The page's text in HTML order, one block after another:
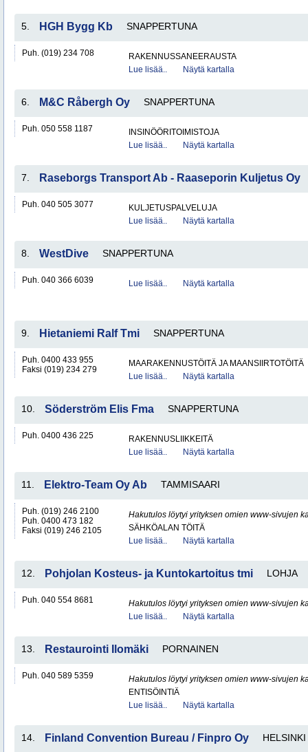
5. HGH Bygg Kb SNAPPERTUNA
Puh. (019) 234 708
RAKENNUSSANEERAUSTA
Lue lisää..
Näytä kartalla
6. M&C Råbergh Oy SNAPPERTUNA
Puh. 050 558 1187
INSINÖÖRITOIMISTOJA
Lue lisää..
Näytä kartalla
7. Raseborgs Transport Ab - Raaseporin Kuljetus Oy
Puh. 040 505 3077
KULJETUSPALVELUJA
Lue lisää..
Näytä kartalla
8. WestDive SNAPPERTUNA
Puh. 040 366 6039 Lue lisää.. Näytä kartalla
9. Hietaniemi Ralf Tmi SNAPPERTUNA
Puh. 0400 433 955
Faksi (019) 234 279
MAARAKENNUSTÖITÄ JA MAANSIIRTOTÖITÄ
Lue lisää..
Näytä kartalla
10. Söderström Elis Fma SNAPPERTUNA
Puh. 0400 436 225
RAKENNUSLIIKKEITÄ
Lue lisää..
Näytä kartalla
11. Elektro-Team Oy Ab TAMMISAARI
Puh. (019) 246 2100
Puh. 0400 473 182
Faksi (019) 246 2105
Hakutulos löytyi yrityksen omien www-sivujen
SÄHKÖALAN TÖITÄ
Lue lisää..
Näytä kartalla
12. Pohjolan Kosteus- ja Kuntokartoitus tmi LOHJA
Puh. 040 554 8681
Hakutulos löytyi yrityksen omien www-sivujen
Lue lisää..
Näytä kartalla
13. Restaurointi Ilomäki PORNAINEN
Puh. 040 589 5359
Hakutulos löytyi yrityksen omien www-sivujen
ENTISÖINTIÄ
Lue lisää..
Näytä kartalla
14. Finland Convention Bureau / Finpro Oy HELSINKI